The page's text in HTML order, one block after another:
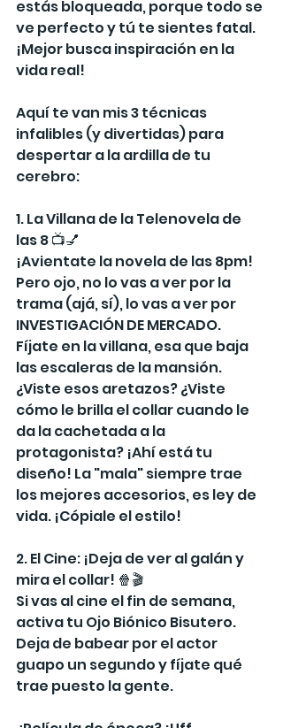
estás bloqueada, porque todo se
ve perfecto y tú te sientes fatal.
¡Mejor busca inspiración en la
vida real!
Aquí te van mis 3 técnicas
infalibles (y divertidas) para
despertar a la ardilla de tu
cerebro:
1. La Villana de la Telenovela de
las 8 📺💅
¡Avientate la novela de las 8pm!
Pero ojo, no lo vas a ver por la
trama (ajá, sí), lo vas a ver por
INVESTIGACIÓN DE MERCADO.
Fíjate en la villana, esa que baja
las escaleras de la mansión.
¿Viste esos aretazos? ¿Viste
cómo le brilla el collar cuando le
da la cachetada a la
protagonista? ¡Ahí está tu
diseño! La "mala" siempre trae
los mejores accesorios, es ley de
vida. ¡Cópiale el estilo!
2. El Cine: ¡Deja de ver al galán y
mira el collar! 🍿🎬
Si vas al cine el fin de semana,
activa tu Ojo Biónico Bisutero.
Deja de babear por el actor
guapo un segundo y fíjate qué
trae puesto la gente.